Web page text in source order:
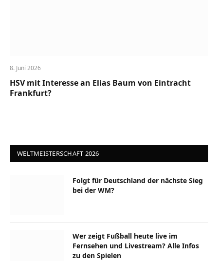
8. Juni 2026
HSV mit Interesse an Elias Baum von Eintracht
Frankfurt?
WELTMEISTERSCHAFT 2026
Folgt für Deutschland der nächste Sieg
bei der WM?
Wer zeigt Fußball heute live im
Fernsehen und Livestream? Alle Infos
zu den Spielen